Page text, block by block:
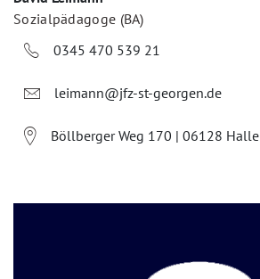
Sozialpädagoge (BA)
0345 470 539 21
leimann@jfz-st-georgen.de
Böllberger Weg 170 | 06128 Halle